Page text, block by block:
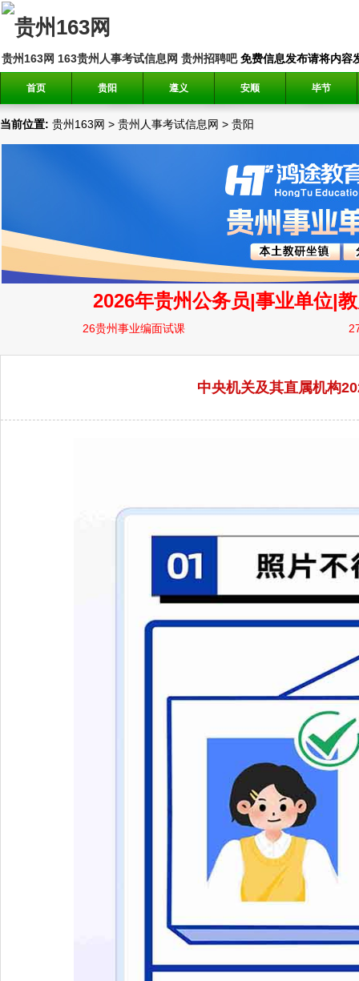
贵州163网 163贵州人事考试信息网 贵州招聘吧免费信息发布请将内容
首页 贵阳 遵义 安顺 毕节
当前位置: 贵州163网 > 贵州人事考试信息网 > 贵阳
中央机关及其直属机构